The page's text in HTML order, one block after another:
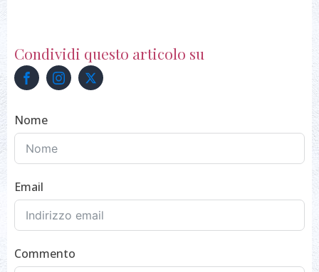
Condividi questo articolo su
Nome
Email
Commento